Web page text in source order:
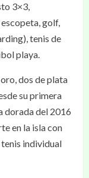
3×3,
golf,
tenis de
playa.
dos de plata
su primera
dorada del 2016
en la isla con
individual